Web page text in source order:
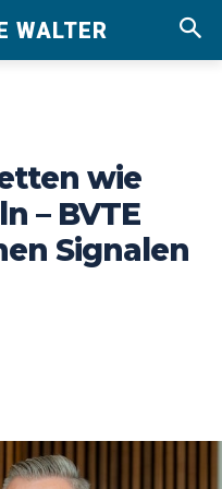
WALTER
wie
– BVTE
Signalen